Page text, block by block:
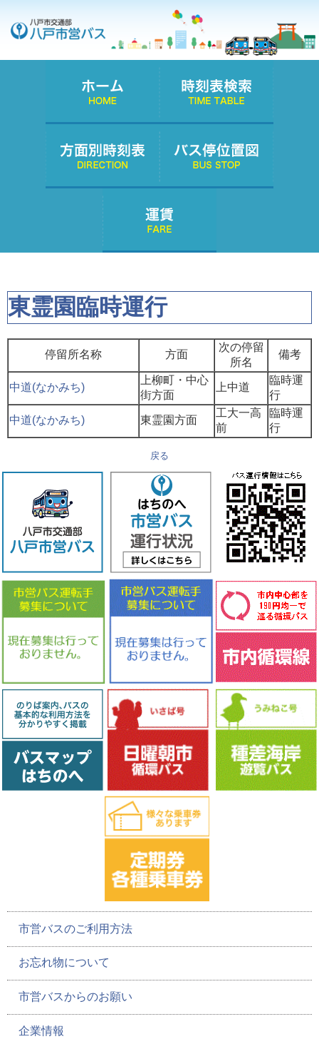
東霊園臨時運行
停留所名称 方面
次の停留
所名
備考
中道(なかみち)
上柳町・中心
街方面
上中道
臨時運
行
中道(なかみち) 東霊園方面
工大一高
前
臨時運
行
戻る
市営バスのご利用方法
お忘れ物について
市営バスからのお願い
企業情報